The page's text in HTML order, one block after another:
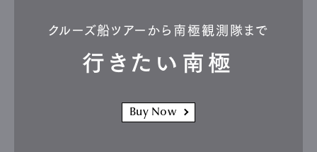
クルーズ船ツアーから南極観測隊まで
行きたい南極
Buy Now